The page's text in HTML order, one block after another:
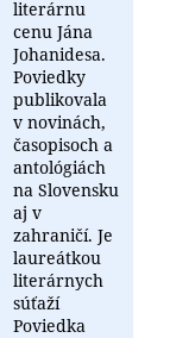
literárnu
cenu Jána
Johanidesa.
Poviedky
publikovala
v novinách,
časopisoch a
antológiách
na Slovensku
aj v
zahraničí. Je
laureátkou
literárnych
súťaží
Poviedka